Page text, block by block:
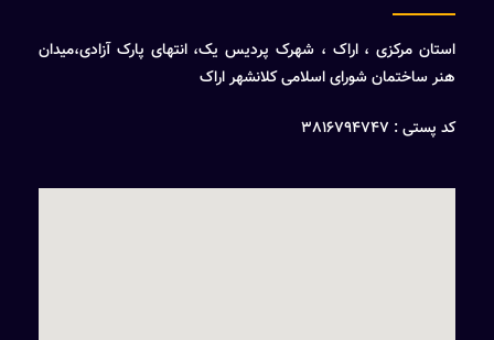
استان مرکزی ، اراک ، شهرک پردیس یک، انتهای پارک آزادی،میدان
هنر ساختمان شورای اسلامی کلانشهر اراک
کد پستی : 3816794747